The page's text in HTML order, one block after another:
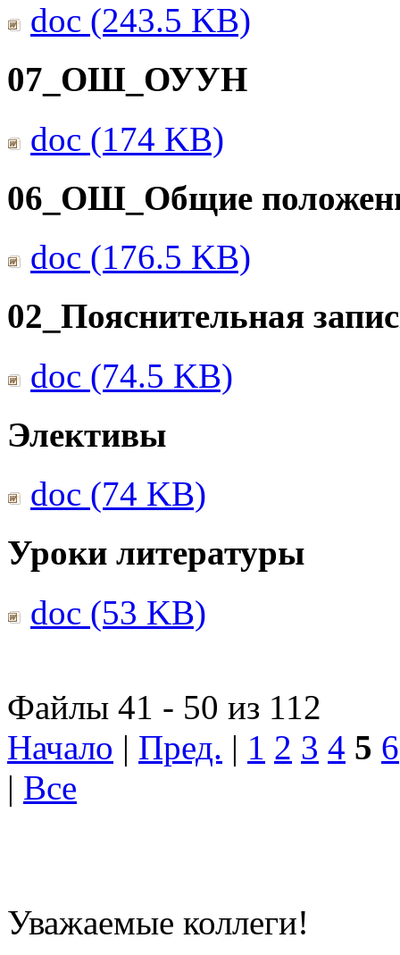
doc (243.5 KB)
07_ОШ_ОУУН
doc (174 KB)
06_ОШ_Общие
doc (176.5 KB)
02_Пояснительная
doc (74.5 KB)
Элективы
doc (74 KB)
Уроки литературы
doc (53 KB)
Файлы 41 - 50 из 112
Начало | Пред. | 1 2 3 4 5 6
| Все
Уважаемые коллеги!